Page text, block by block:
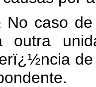
de
outra